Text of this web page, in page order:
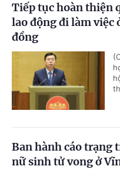
Tiếp tục hoàn thiện
lao động đi làm việc
đồng
Ban hành cáo trạng
nữ sinh tử vong ở